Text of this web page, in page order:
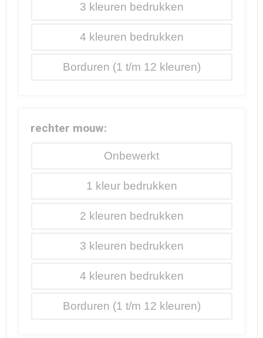
3
4
Borduren
rechter mouw:
Onbewerkt
1
2
3
4
Borduren